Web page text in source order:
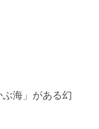
ショー
材をふ
す。 ※
ご予約
海」がある幻